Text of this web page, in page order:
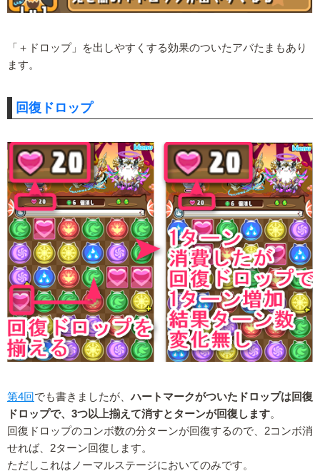
「＋ドロップ」を出しやすくする効果のついたアバたまもあり
ます。
回復ドロップ
第4回でも書きましたが、ハートマークがついたドロップは回復
ドロップで、3つ以上揃えて消すとターンが回復します。
回復ドロップのコンボ数の分ターンが回復するので、2コンボ消
せれば、2ターン回復します。
ただしこれはノーマルステージにおいてのみです。